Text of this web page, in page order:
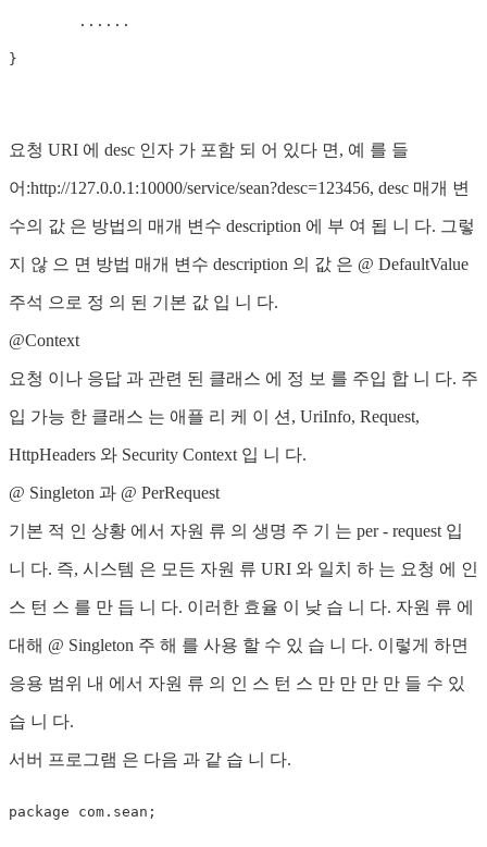
}
요청 URI 에 desc 인자 가 포함 되 어 있다 면, 예 를 들
어:http://127.0.0.1:10000/service/sean?desc=123456, desc 매개 변
수의 값 은 방법의 매개 변수 description 에 부 여 됩 니 다. 그렇
지 않 으 면 방법 매개 변수 description 의 값 은 @ DefaultValue
주석 으로 정 의 된 기본 값 입 니 다.
@Context
요청 이나 응답 과 관련 된 클래스 에 정 보 를 주입 합 니 다. 주
입 가능 한 클래스 는 애플 리 케 이 션, UriInfo, Request,
HttpHeaders 와 Security Context 입 니 다.
@ Singleton 과 @ PerRequest
기본 적 인 상황 에서 자원 류 의 생명 주 기 는 per - request 입
니 다. 즉, 시스템 은 모든 자원 류 URI 와 일치 하 는 요청 에 인
스 턴 스 를 만 듭 니 다. 이러한 효율 이 낮 습 니 다. 자원 류 에
대해 @ Singleton 주 해 를 사용 할 수 있 습 니 다. 이렇게 하면
응용 범위 내 에서 자원 류 의 인 스 턴 스 만 만 만 만 들 수 있
습 니 다.
서버 프로그램 은 다음 과 같 습 니 다.
package com.sean;